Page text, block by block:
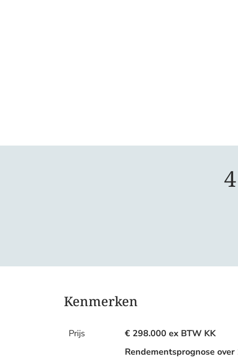
Kenmerken
Prijs
€ 298.000 ex BTW KK
Rendementsprognose over